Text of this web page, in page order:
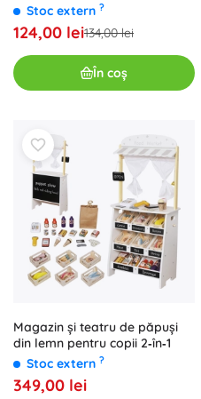
Stoc extern ?
124,00 lei134,00 lei
În coș
Magazin și teatru de păpuși
din lemn pentru copii 2‑în‑1
Stoc extern ?
349,00 lei